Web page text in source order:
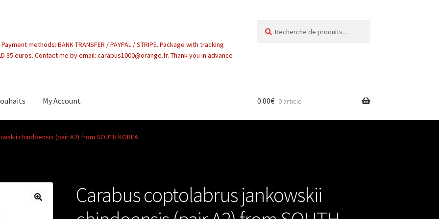
methods: BANK TRANSFER / PAYPAL / STRIPE. Package with tracking
35 euros. Contact me by email: carabus1000@orange.fr. Thank you in advance
pour :
My Account 0.00€ 0 article
chindoensis (pair A2) from SOUTH KOREA
Carabus coptolabrus jankowskii